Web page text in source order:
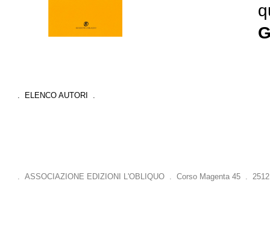
. ELENCO AUTORI .
. ASSOCIAZIONE EDIZIONI L'OBLIQUO . Corso Magenta 45 .